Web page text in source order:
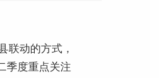
联动的方式，
季度重点关注